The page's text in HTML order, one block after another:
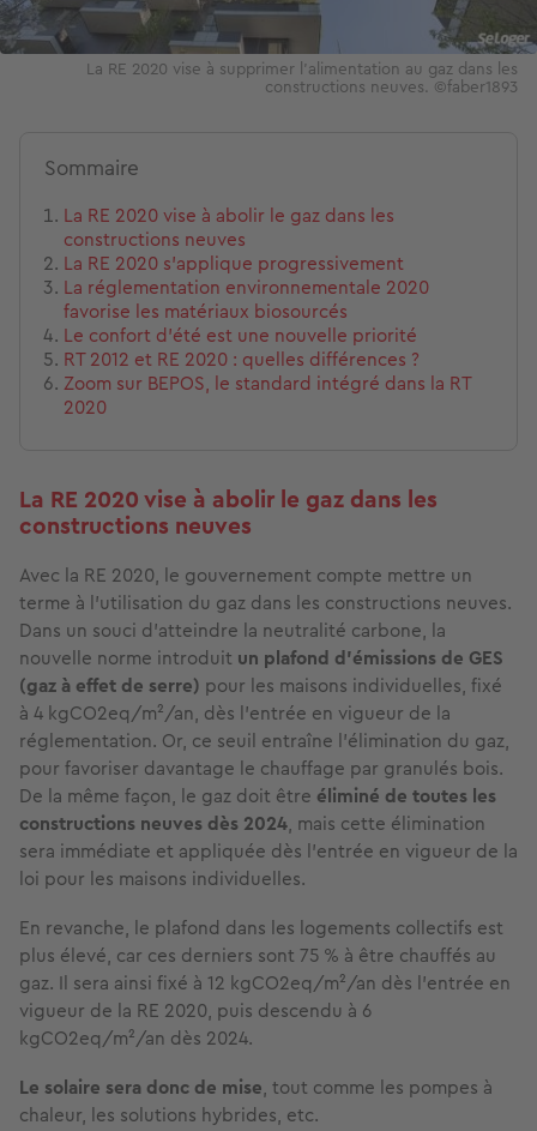
La RE 2020 vise à supprimer l'alimentation au gaz dans les
constructions neuves. ©faber1893
Sommaire
La RE 2020 vise à abolir le gaz dans les
constructions neuves
La RE 2020 s’applique progressivement
La réglementation environnementale 2020
favorise les matériaux biosourcés
Le confort d’été est une nouvelle priorité
RT 2012 et RE 2020 : quelles différences ?
Zoom sur BEPOS, le standard intégré dans la RT
2020
La RE 2020 vise à abolir le gaz dans les
constructions neuves
Avec la RE 2020, le gouvernement compte mettre un
terme à l’utilisation du gaz dans les constructions neuves.
Dans un souci d’atteindre la neutralité carbone, la
nouvelle norme introduit un plafond d’émissions de GES
(gaz à effet de serre) pour les maisons individuelles, fixé
à 4 kgCO2eq/m²/an, dès l’entrée en vigueur de la
réglementation. Or, ce seuil entraîne l’élimination du gaz,
pour favoriser davantage le chauffage par granulés bois.
De la même façon, le gaz doit être éliminé de toutes les
constructions neuves dès 2024, mais cette élimination
sera immédiate et appliquée dès l’entrée en vigueur de la
loi pour les maisons individuelles.
En revanche, le plafond dans les logements collectifs est
plus élevé, car ces derniers sont 75 % à être chauffés au
gaz. Il sera ainsi fixé à 12 kgCO2eq/m²/an dès l’entrée en
vigueur de la RE 2020, puis descendu à 6
kgCO2eq/m²/an dès 2024.
Le solaire sera donc de mise, tout comme les pompes à
chaleur, les solutions hybrides, etc.